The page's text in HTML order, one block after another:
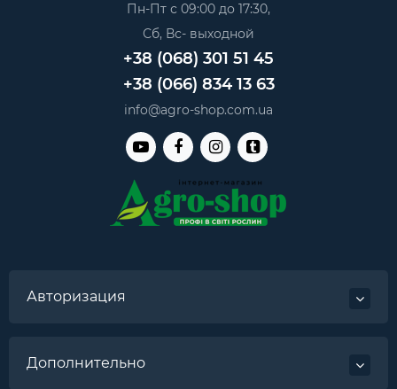
Пн-Пт с 09:00 до 17:30,
Сб, Вс- выходной
+38 (068) 301 51 45
+38 (066) 834 13 63
info@agro-shop.com.ua
Авторизация
Дополнительно